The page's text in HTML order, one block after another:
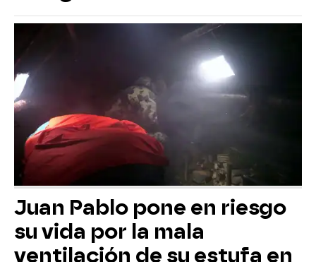
Juan Pablo pone en riesgo
su vida por la mala
ventilación de su estufa en